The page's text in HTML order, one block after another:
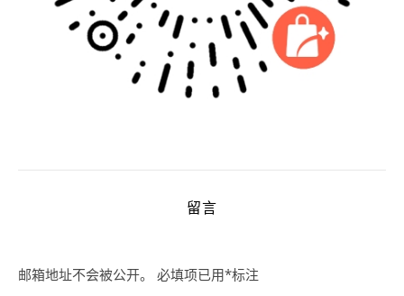
留言
邮箱地址不会被公开。 必填项已用*标注